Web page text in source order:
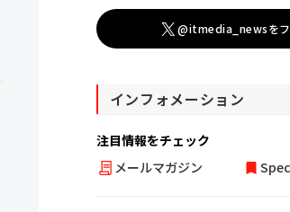
@itmedia_newsを
インフォメーション
注目情報をチェック
メールマガジン